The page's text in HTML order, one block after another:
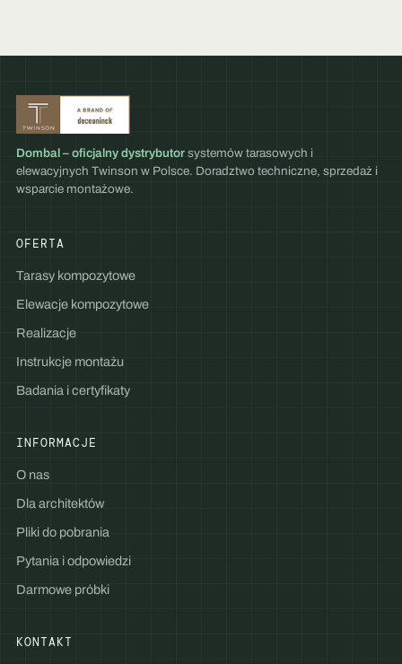
Dombal – oficjalny dystrybutorsystemów tarasowych i
elewacyjnych Twinson w Polsce. Doradztwo techniczne, sprzedaż i
wsparcie montażowe.
OFERTA
Tarasy kompozytowe
Elewacje kompozytowe
Realizacje
Instrukcje montażu
Badania i certyfikaty
INFORMACJE
O nas
Dla architektów
Pliki do pobrania
Pytania i odpowiedzi
Darmowe próbki
KONTAKT